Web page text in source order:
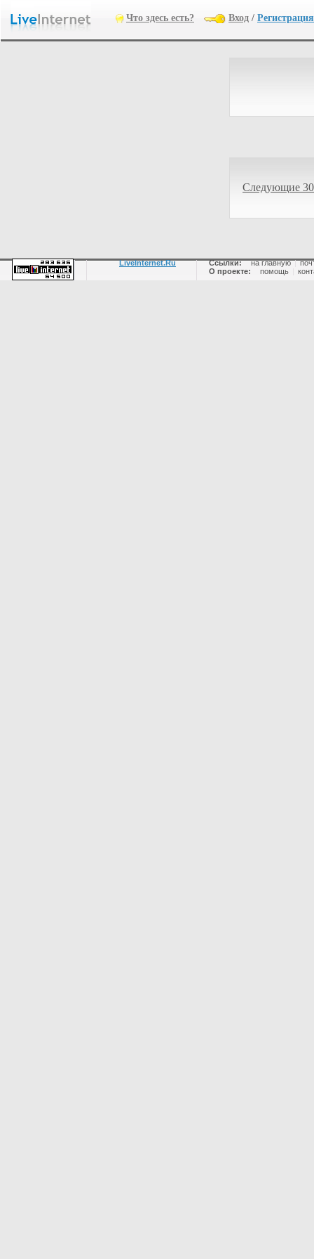
Что здесь есть? Вход / Регистрация
Следующие
LiveInternet.Ru Ссылки: на главную |
О проекте:
помощь